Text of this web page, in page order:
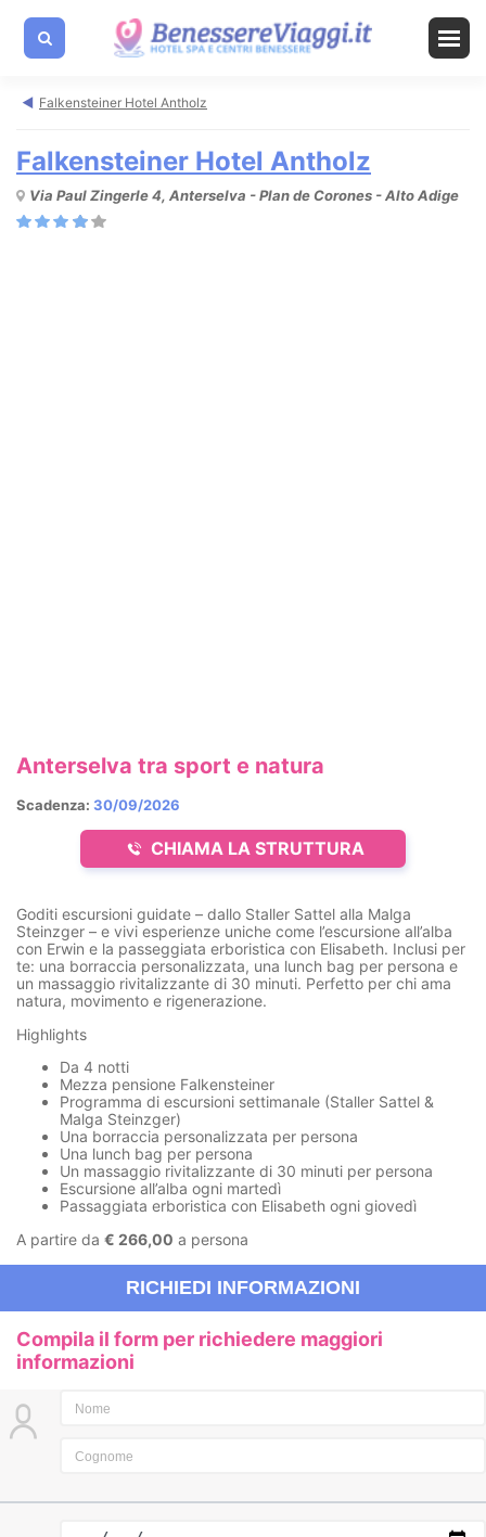
Falkensteiner Hotel Antholz
Falkensteiner Hotel Antholz
Via Paul Zingerle 4, Anterselva - Plan de Corones - Alto Adige
CHIAMA LA STRUTTURA
Scadenza: 30/09/2026
Anterselva tra sport e natura
Goditi escursioni guidate – dallo Staller Sattel alla Malga
Steinzger – e vivi esperienze uniche come l’escursione all’alba
con Erwin e la passeggiata erboristica con Elisabeth. Inclusi per
te: una borraccia personalizzata, una lunch bag per persona e
un massaggio rivitalizzante di 30 minuti. Perfetto per chi ama
natura, movimento e rigenerazione.
Highlights
Da 4 notti
Mezza pensione Falkensteiner
Programma di escursioni settimanale (Staller Sattel &
Malga Steinzger)
Una borraccia personalizzata per persona
Una lunch bag per persona
Un massaggio rivitalizzante di 30 minuti per persona
Escursione all’alba ogni martedì
Passaggiata erboristica con Elisabeth ogni giovedì
A partire da € 266,00 a persona
RICHIEDI INFORMAZIONI
Compila il form per richiedere maggiori
informazioni